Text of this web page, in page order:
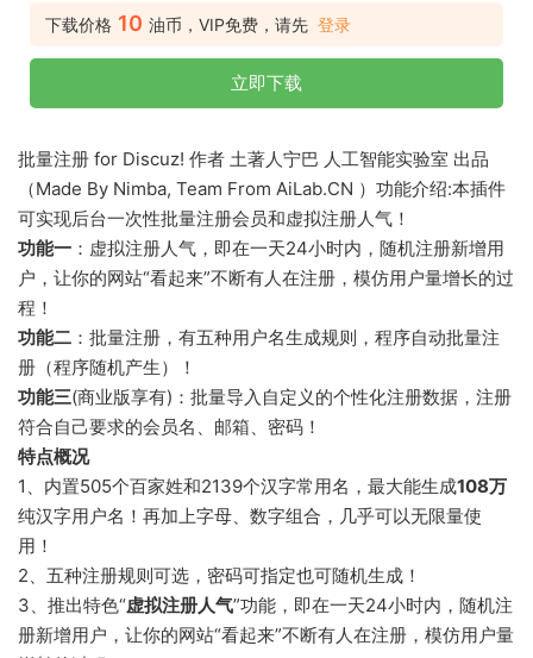
下载价格 10 油币，VIP免费，请先 登录
立即下载
批量注册 for Discuz! 作者 土著人宁巴 人工智能实验室 出品
（Made By Nimba, Team From AiLab.CN ）功能介绍:本插件
可实现后台一次性批量注册会员和虚拟注册人气！
功能一 ：虚拟注册人气，即在一天24小时内，随机注册新增用
户，让你的网站“看起来”不断有人在注册，模仿用户量增长的过
程！
功能二 ：批量注册，有五种用户名生成规则，程序自动批量注
册（程序随机产生）！
功能三(商业版享有)：批量导入自定义的个性化注册数据，注册
符合自己要求的会员名、邮箱、密码！
特点概况
1、内置505个百家姓和2139个汉字常用名，最大能生成108万
纯汉字用户名！再加上字母、数字组合，几乎可以无限量使
用！
2、五种注册规则可选，密码可指定也可随机生成！
3、推出特色“虚拟注册人气”功能，即在一天24小时内，随机注
册新增用户，让你的网站“看起来”不断有人在注册，模仿用户量